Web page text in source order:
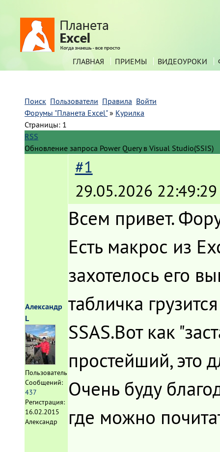
ГЛАВНАЯ ПРИЕМЫ ВИДЕОУРОКИ
Поиск Пользователи Правила Войти
Форумы "Планета Excel" » Курилка
Страницы: 1
RSS
Обновление запроса Power Query в Visual Studio(SSIS)
Александр
L
Пользователь
Сообщений:
437
Регистрация:
16.02.2015
Александр
#1
29.05.2026 22:49:29
Всем привет.
Есть макрос из
захотелось его
табличка
SSAS.Вот как
простейший, это
Очень буду
где можно